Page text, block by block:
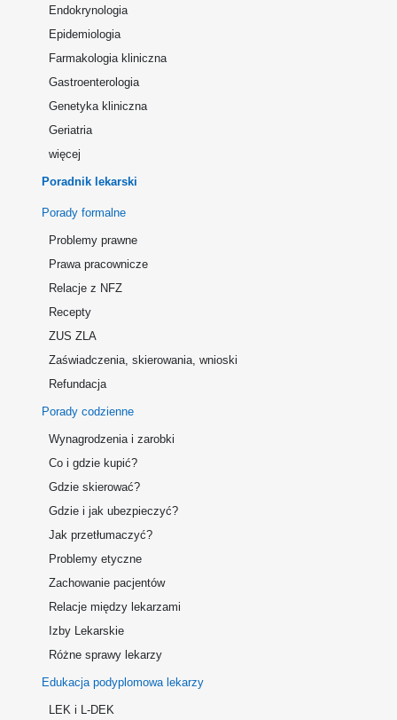
Endokrynologia
Epidemiologia
Farmakologia kliniczna
Gastroenterologia
Genetyka kliniczna
Geriatria
więcej
Poradnik lekarski
Porady formalne
Problemy prawne
Prawa pracownicze
Relacje z NFZ
Recepty
ZUS ZLA
Zaświadczenia, skierowania, wnioski
Refundacja
Porady codzienne
Wynagrodzenia i zarobki
Co i gdzie kupić?
Gdzie skierować?
Gdzie i jak ubezpieczyć?
Jak przetłumaczyć?
Problemy etyczne
Zachowanie pacjentów
Relacje między lekarzami
Izby Lekarskie
Różne sprawy lekarzy
Edukacja podyplomowa lekarzy
LEK i L-DEK